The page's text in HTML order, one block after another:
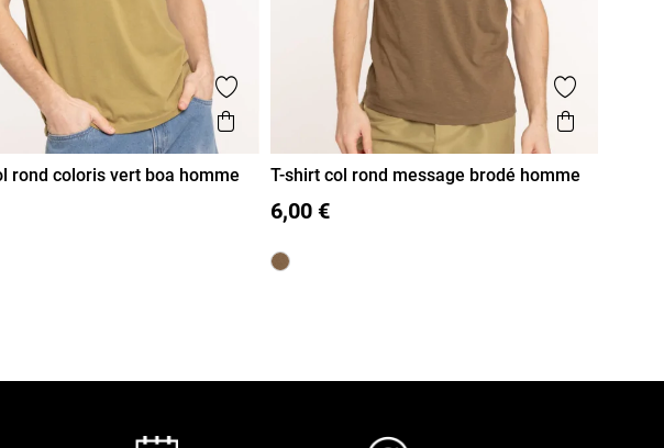
Ajouter aux favoris
Aperçu rapide
rond coloris vert boa homme
Ajouter
Aperçu
M L
T-shirt col rond message brodé homme
6,00 €